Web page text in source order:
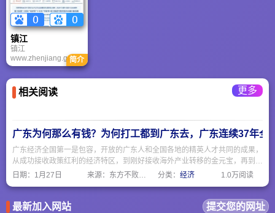
力推进政府管理创
新，整体内容设计分
能版块。
镇江
镇江
www.zhenjiang.gov.c
n是国务院第二批公布
的国家历史文化名
城，有着极其丰厚的
文化积淀。这里曾产
精神承载力对后世的
文明化进程催化出难
以估量的作用和影
响。那一部部如“日月
经天、江河行地”般的
刻而睿智的光芒。
简介
相关阅读 更多
广东为何那么有钱？为何打工都到广东去，广东连续37年全
广东经济全国第一是包容，开放的广东人和全国各地的精英人才共同的成果，
从成功接收政策红利的经济特区，到刚好接收海外产业转移的金元宝，再到产
业升级的高科技产业，广东勇冠三军，当仁不让。广东人的包容开放是接纳外
日期： 1月27日 来源：东方不败网址大全 分类：经济 1.0万阅读
最新加入网站 提交您的网址